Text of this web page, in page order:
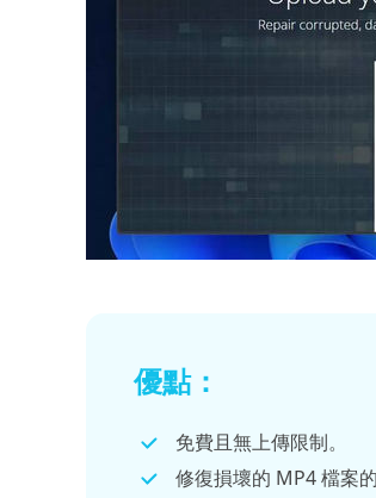
優點：
免費且無上傳限制。
修復損壞的 MP4 檔案的